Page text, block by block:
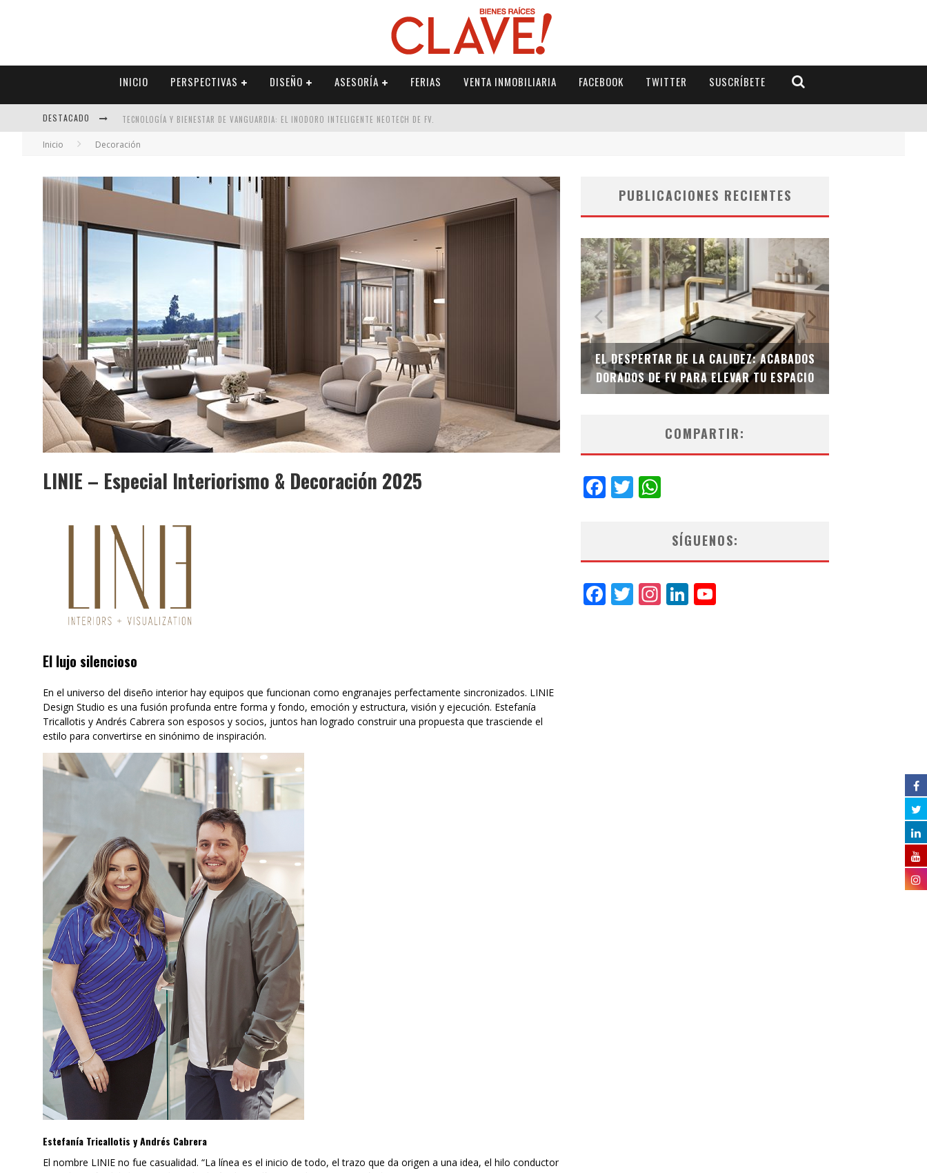
INICIO PERSPECTIVAS DISEÑO ASESORÍA FERIAS VENTA INMOBILIARIA FACEBOOK TWITTER SUSCRÍBETE
DESTACADO TECNOLOGÍA Y BIENESTAR DE VANGUARDIA: EL INODORO INTELIGENTE NEOTECH DE FV.
SECTOR INMOBILIARIO – RECUPERACIÓN A PASO FIRME
ALEXANDRA BEDOYA – LA CONSTANCIA DETRÁS DE LA PALETERÍA
EL DESPERTAR DE LA CALIDEZ: ACABADOS DORADOS DE FV PARA ELEVAR TU ESPACIO
Inicio Decoración
LINIE – Especial Interiorismo & Decoración 2025
El lujo silencioso
En el universo del diseño interior hay equipos que funcionan como engranajes perfectamente sincronizados. LINIE
Design Studio es una fusión profunda entre forma y fondo, emoción y estructura, visión y ejecución. Estefanía
Tricallotis y Andrés Cabrera son esposos y socios, juntos han logrado construir una propuesta que trasciende el
estilo para convertirse en sinónimo de inspiración.
Estefanía Tricallotis y Andrés Cabrera
El nombre LINIE no fue casualidad. “La línea es el inicio de todo, el trazo que da origen a una idea, el hilo conductor
PUBLICACIONES RECIENTES
SAINT-GOBAIN IMPTEK – XI CONVENCIÓN
INTERNACIONAL
EL DESPERTAR DE LA CALIDEZ: ACABADOS
DORADOS DE FV PARA ELEVAR TU ESPACIO
COMPARTIR:
Facebook
Twitter
SÍGUENOS:
Facebook
Twitter
Instagram
LinkedIn